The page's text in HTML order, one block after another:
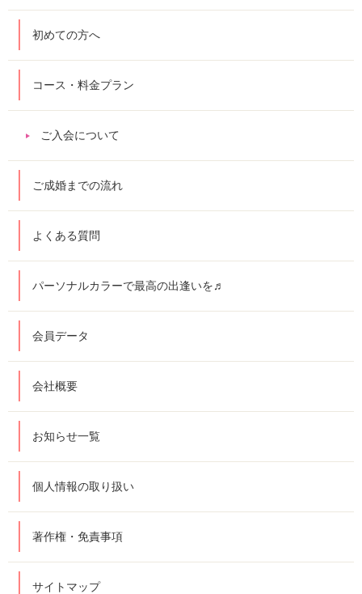
初めての方へ
コース・料金プラン
ご入会について
ご成婚までの流れ
よくある質問
パーソナルカラーで最高の出逢いを♬
会員データ
会社概要
お知らせ一覧
個人情報の取り扱い
著作権・免責事項
サイトマップ